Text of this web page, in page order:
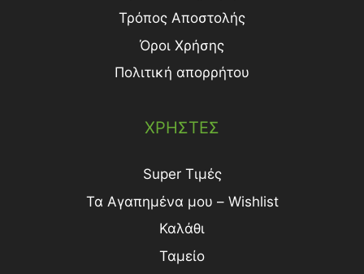
Τρόπος Aποστολής
Όροι Χρήσης
Πολιτική απορρήτου
ΧΡΗΣΤΕΣ
Super Τιμές
Τα Αγαπημένα μου – Wishlist
Καλάθι
Ταμείο